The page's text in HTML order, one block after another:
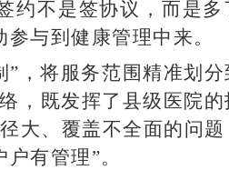
约不是签协议，而是多
与到健康管理中来。
，将服务范围精准划分
，既发挥了县级医院的
大、覆盖不全面的问
有管理”。